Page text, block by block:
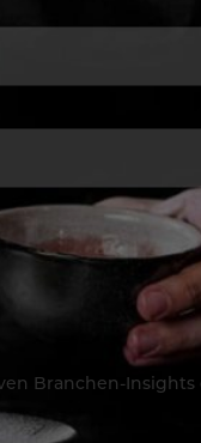
Branchen-